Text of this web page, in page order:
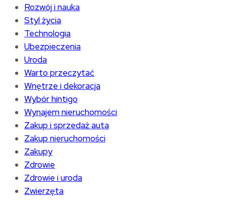
Rozwój i nauka
Styl życia
Technologia
Ubezpieczenia
Uroda
Warto przeczytać
Wnętrze i dekoracja
Wybór hintigo
Wynajem nieruchomości
Zakup i sprzedaż auta
Zakup nieruchomości
Zakupy
Zdrowie
Zdrowie i uroda
Zwierzęta